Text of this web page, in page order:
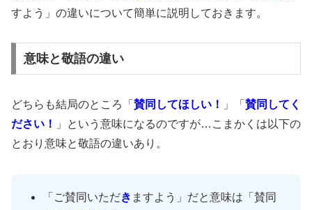
すよう」の違いについて簡単に説明しておきます。
意味と敬語の違い
どちらも結局のところ「 賛同してほしい！ 」「 賛同してく
ださい！
」という意味になるのですが…こまかくは以下の
とおり意味と敬語の違いあり。
「ご賛同いただき ますよう」だと意味は「賛同